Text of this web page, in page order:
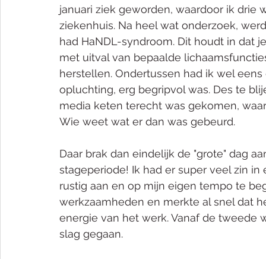
januari ziek geworden, waardoor ik
ziekenhuis. Na heel wat onderzoek,
had HaNDL-syndroom. Dit houdt in dat
met uitval van bepaalde
herstellen. Ondertussen had ik wel
opluchting, erg begripvol was. Des te
media keten terecht was gekomen,
Wie weet wat er dan was gebeurd.
Daar brak dan eindelijk de "grote" dag
stageperiode! Ik had er super veel zin
rustig aan en op mijn eigen tempo te
werkzaamheden en merkte al snel dat
energie van het werk. Vanaf de
slag gegaan.